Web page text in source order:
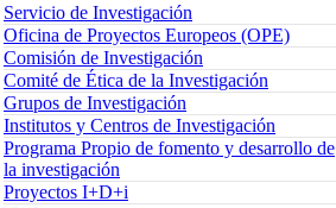
Servicio de Investigación
Oficina de Proyectos Europeos (OPE)
Comisión de Investigación
Comité de Ética de la Investigación
Grupos de Investigación
Institutos y Centros de Investigación
Programa Propio de fomento y desarrollo de
la investigación
Proyectos I+D+i